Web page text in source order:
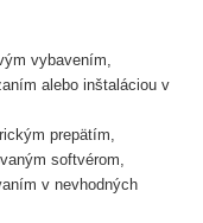
vybavením,
alebo inštaláciou v
prepätím,
softvérom,
v nevhodných